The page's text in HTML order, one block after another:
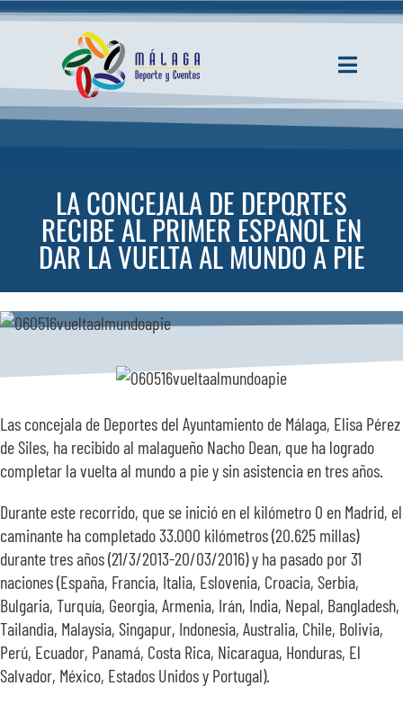
Saltar
Toggle
INICIO
SERVICIOS
SOBRE NOSOTROS
TRANSPARENCIA
LA CONCEJALA DE DEPORTES
RECIBE AL PRIMER ESPAÑOL EN
DAR LA VUELTA AL MUNDO A PIE
Las concejala de Deportes del Ayuntamiento de Málaga, Elisa Pérez
de Siles, ha recibido al malagueño Nacho Dean, que ha logrado
completar la vuelta al mundo a pie y sin asistencia en tres años.
Durante este recorrido, que se inició en el kilómetro 0 en Madrid, el
caminante ha completado 33.000 kilómetros (20.625 millas)
durante tres años (21/3/2013-20/03/2016) y ha pasado por 31
naciones (España, Francia, Italia, Eslovenia, Croacia, Serbia,
Bulgaria, Turquía, Georgia, Armenia, Irán, India, Nepal, Bangladesh,
Tailandia, Malaysia, Singapur, Indonesia, Australia, Chile, Bolivia,
Perú, Ecuador, Panamá, Costa Rica, Nicaragua, Honduras, El
Salvador, México, Estados Unidos y Portugal).